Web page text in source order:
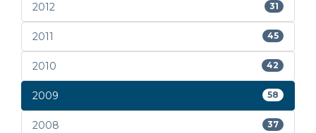
2012 31
2011 45
2010 42
2009 58
2008 37